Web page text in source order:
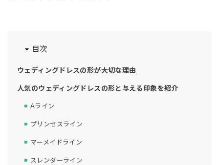
目次
ウェディングドレスの形が大切な理由
人気のウェディングドレスの形と与える印象を紹介
Aライン
プリンセスライン
マーメイドライン
スレンダーライン